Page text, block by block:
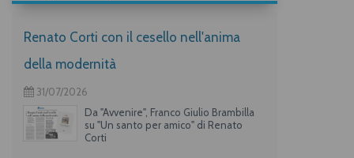
Renato Corti con il cesello nell'anima
della modernità
31/07/2026
Da "Avvenire", Franco Giulio Brambilla
su "Un santo per amico" di Renato
Corti